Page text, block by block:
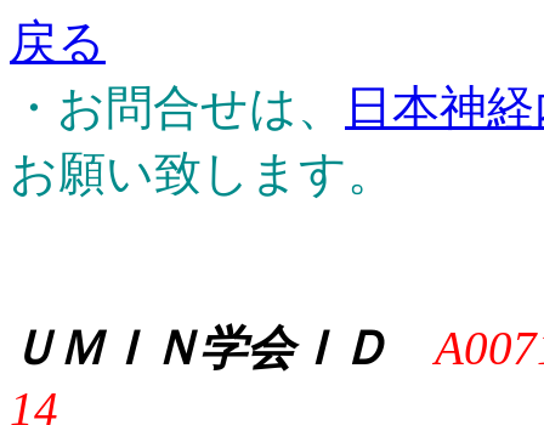
戻る
・お問合せは、
日本神
お願い致します。
ＵＭＩＮ学会ＩＤ
14